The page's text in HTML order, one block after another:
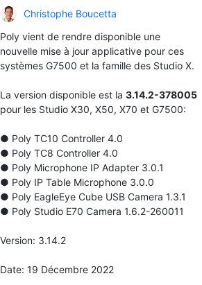
Christophe Boucetta
Poly vient de rendre disponible une
nouvelle mise à jour applicative pour ces
systèmes G7500 et la famille des Studio X.
La version disponible est la 3.14.2-378005
pour les Studio X30, X50, X70 et G7500:
● Poly TC10 Controller 4.0
● Poly TC8 Controller 4.0
● Poly Microphone IP Adapter 3.0.1
● Poly IP Table Microphone 3.0.0
● Poly EagleEye Cube USB Camera 1.3.1
● Poly Studio E70 Camera 1.6.2-260011
Version: 3.14.2
Date: 19 Décembre 2022